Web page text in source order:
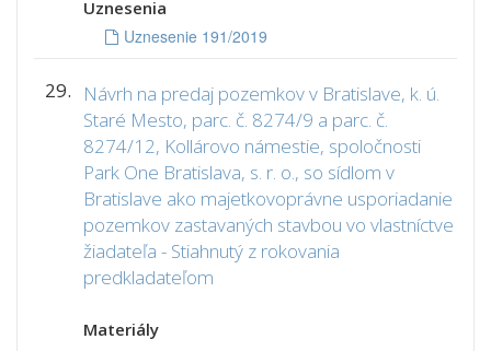
Uznesenia
Uznesenie 191/2019
29.
Návrh na predaj pozemkov v Bratislave, k. ú.
Staré Mesto, parc. č. 8274/9 a parc. č.
8274/12, Kollárovo námestie, spoločnosti
Park One Bratislava, s. r. o., so sídlom v
Bratislave ako majetkovoprávne usporiadanie
pozemkov zastavaných stavbou vo vlastníctve
žiadateľa - Stiahnutý z rokovania
predkladateľom
Materiály